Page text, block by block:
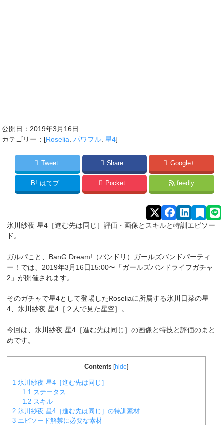
公開日： 2019年3月16日
カテゴリー：[Roselia ,パワフル ,星4]
Tweet Share Google+
B! はてブ Pocket feedly
氷川紗夜 星4［進む先は同じ］評価・画像とスキルと特訓エピソー
ド。
ガルパこと、BanG Dream!（バンドリ）ガールズバンドパーティ
ー！では、2019年3月16日15:00〜「ガールズバンドライフガチャ
2」が開催されます。
そのガチャで星4として登場したRoseliaに所属する氷川日菜の星
4、氷川紗夜 星4［２人で見た星空］。
今回は、氷川紗夜 星4［進む先は同じ］の画像と特技と評価のまと
めです。
Contents [hide]
1 氷川紗夜 星4［進む先は同じ］
1.1 ステータス
1.2 スキル
2 氷川紗夜 星4［進む先は同じ］の特訓素材
3 エピソード解禁に必要な素材